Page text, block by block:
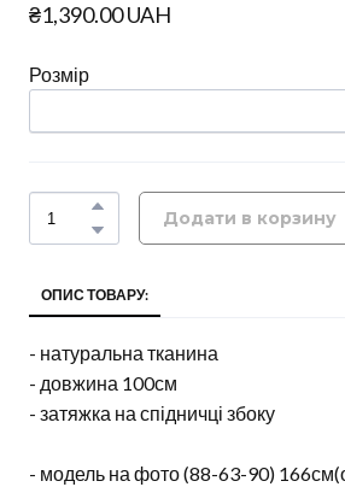
₴1,390.00 UAH
Розмір
Додати в корзину
ОПИС ТОВАРУ:
- натуральна тканина
- довжина 100см
- затяжка на спідничці збоку
- модель на фото (88-63-90)